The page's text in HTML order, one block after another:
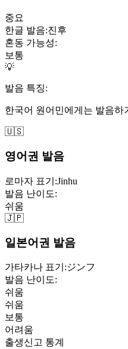
중요
한글 발음:진후
혼동 가능성:
보통
💡
발음 특징:
한국어 원어민에게는 발음하
🇺🇸
영어권 발음
로마자 표기:Jinhu
발음 난이도:
쉬움
🇯🇵
일본어권 발음
가타카나 표기:ジンフ
발음 난이도:
쉬움
쉬움
보통
어려움
출생신고 통계